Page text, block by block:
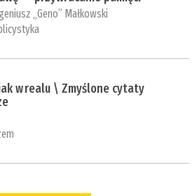
„Geno” Małkowski
w realu \ Zmyślone cytaty